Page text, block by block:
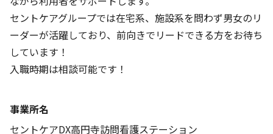
セントケアグループでは在宅系、施設系を問わず男女のリ
ーダーが活躍しており、前向きでリードできる方をお待ち
しています！
入職時期は相談可能です！
事業所名
セントケアDX高円寺訪問看護ステーション